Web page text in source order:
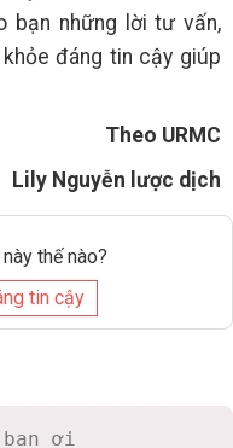
bạn những lời tư vấn,
đáng tin cậy giúp
Theo URMC
Lily Nguyễn lược dịch
thế nào?
tin cậy